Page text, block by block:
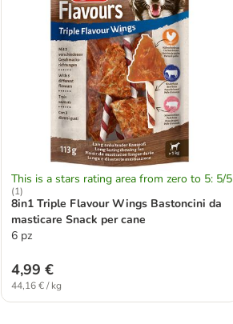
This is a stars rating area from zero to 5: 5/5
(1)
8in1 Triple Flavour Wings Bastoncini da
masticare Snack per cane
6 pz
4,99 €
44,16 € / kg